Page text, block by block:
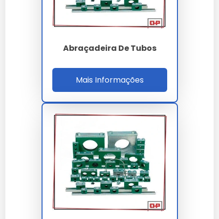
A conservação depende de boas práticas de
armazenamento e uso conforme a ficha técnica
Como solicitar uma proposta
em larga escala?
Para demandas industriais de abraçadeiras de ferro
para tubos, basta encaminhar sua necessidade via
formulário no site para nossa equipe.
abraçadeiras de ferro para tubos
por nossa empresa carrega anos de pesquisa e
desenvolvimento focado em eficiência real.
A manutenção preventiva deabraçadeiras de ferro
para tubos
prolonga a vida útil e evita paradas
desnecessárias na sua linha de produção.
A durabilidade do abraçadeiras de ferro para tubos é
Abraçadeira De Tubos
Mais Informações